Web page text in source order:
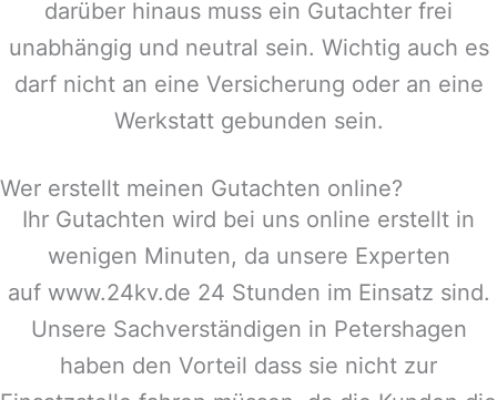
darüber hinaus muss ein Gutachter frei
unabhängig und neutral sein. Wichtig auch es
darf nicht an eine Versicherung oder an eine
Werkstatt gebunden sein.
Wer erstellt meinen Gutachten online?
Ihr Gutachten wird bei uns online erstellt in
wenigen Minuten, da unsere Experten
auf www.24kv.de 24 Stunden im Einsatz sind.
Unsere Sachverständigen in Petershagen
haben den Vorteil dass sie nicht zur